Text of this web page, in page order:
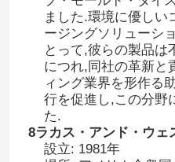
卵箱を作る機械
機械を作る卵の皿
陶磁繊維の鋳造装置
ました.環境に優しい
ージングソリューシ
とって,彼らの製品は
につれ,同社の革新と
ィング業界を形作る
行を促進し,この分野
た.
8ラカス・アンド・ウェ
設立: 1981年